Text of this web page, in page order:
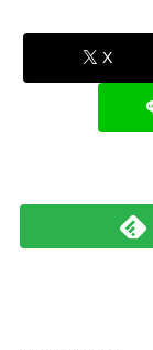
X